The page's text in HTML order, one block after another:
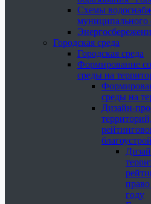
Схемы
муниципального
Городская среда
Городская среда
Формирование
среды на
среды на
Дизайн-
году